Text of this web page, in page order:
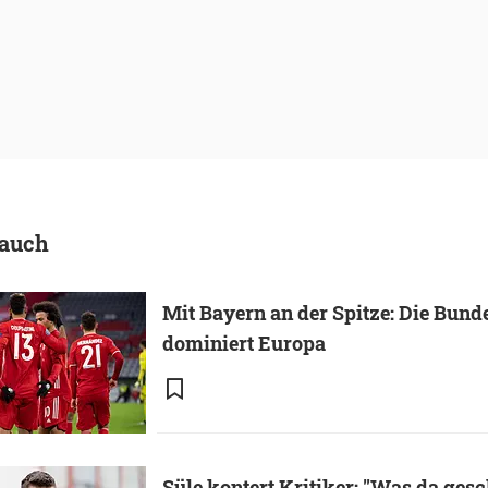
Mit Bayern an der Spitze: Die
dominiert Europa